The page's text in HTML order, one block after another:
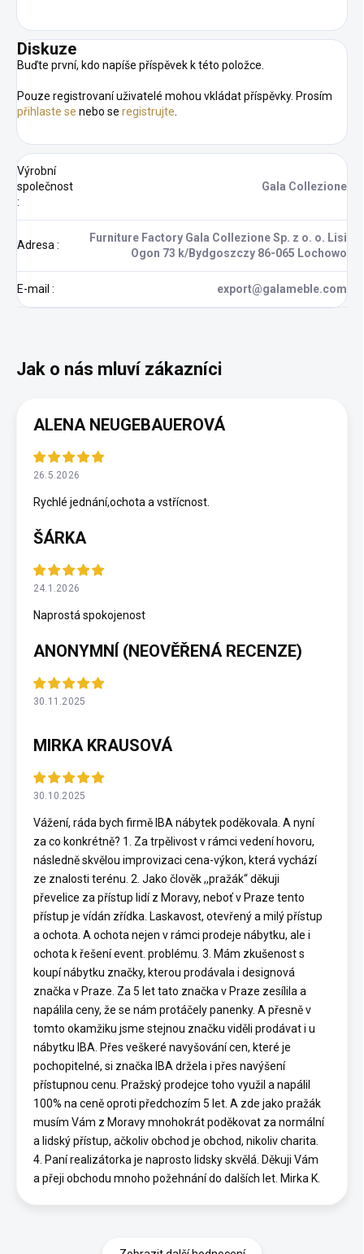
Diskuze
Buďte první, kdo napíše příspěvek k této položce.
Pouze registrovaní uživatelé mohou vkládat příspěvky. Prosím
přihlaste se nebo se registrujte
Výrobní
společnost
:
Gala Collezione
Adresa :
Furniture Factory Gala Collezione Sp. z o. o. Lisi
Ogon 73 k/Bydgoszczy 86-065 Lochowo
E-mail : export@galameble.com
ALENA NEUGEBAUEROVÁ
26.5.2026
Rychlé jednání,ochota a vstřícnost.
ŠÁRKA
24.1.2026
Naprostá spokojenost
ANONYMNÍ (NEOVĚŘENÁ RECENZE)
30.11.2025
MIRKA KRAUSOVÁ
30.10.2025
Vážení, ráda bych firmě IBA nábytek poděkovala. A nyní
za co konkrétně? 1. Za trpělivost v rámci vedení hovoru,
následně skvělou improvizaci cena-výkon, která vychází
ze znalosti terénu. 2. Jako člověk ,,pražák“ děkuji
převelice za přístup lidí z Moravy, neboť v Praze tento
přístup je vídán zřídka. Laskavost, otevřený a milý přístup
a ochota. A ochota nejen v rámci prodeje nábytku, ale i
ochota k řešení event. problému. 3. Mám zkušenost s
koupí nábytku značky, kterou prodávala i designová
značka v Praze. Za 5 let tato značka v Praze zesílila a
napálila ceny, že se nám protáčely panenky. A přesně v
tomto okamžiku jsme stejnou značku viděli prodávat i u
nábytku IBA. Přes veškeré navyšování cen, které je
pochopitelné, si značka IBA držela i přes navýšení
přístupnou cenu. Pražský prodejce toho využil a napálil
100% na ceně oproti předchozím 5 let. A zde jako pražák
musím Vám z Moravy mnohokrát poděkovat za normální
a lidský přístup, ačkoliv obchod je obchod, nikoliv charita.
4. Paní realizátorka je naprosto lidsky skvělá. Děkuji Vám
a přeji obchodu mnoho požehnání do dalších let. Mirka K.